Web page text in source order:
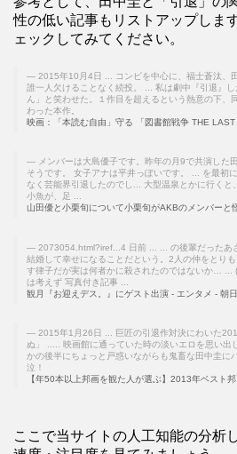
性の低い記事もリストアップしま
ェックしてみてください。
2015年10月4日 ... コンビを中心に、福士蒼汰、
誰一人欠けることなく続投。 ... 私は劇中『引退』
ん」と笑わせた。１作目を超えるという熱意の下、
わった本作。
映画：「本読む自由」守る 「図書館戦争 THE
メンバーは大島優子です。昨年の月9で共演した
そうです。 女子アナは平井っぽいです。 ... を最初
なく芸能界引退したのでし... 大型温泉とかに行くと
小魚が、足 ...
山田優と小栗旬について小栗旬がAKBのメンバーと
2073054.html?iref...4 日前 ... ... の後輩だったあ
結婚して幸せになることだという。2人の仲をとり
す律子だが実は何者かに殺されたのではないか… ...
は考えず 写真付き記事 ...
観月『お迎えデス。』にゲスト出演 - エンタメ - 朝
2015年1月26日 ... 巨匠の引退作対決にわいた
ぬ」 ..... 映画館に通っていた時の淡いエロを思い出
かの後半にちょっと戸惑いながらも鬼畜な田中圭に
泣！
【年50本以上邦画を観た人が選ぶ】2013年ベスト
ここで当サイトの人工知能の分析